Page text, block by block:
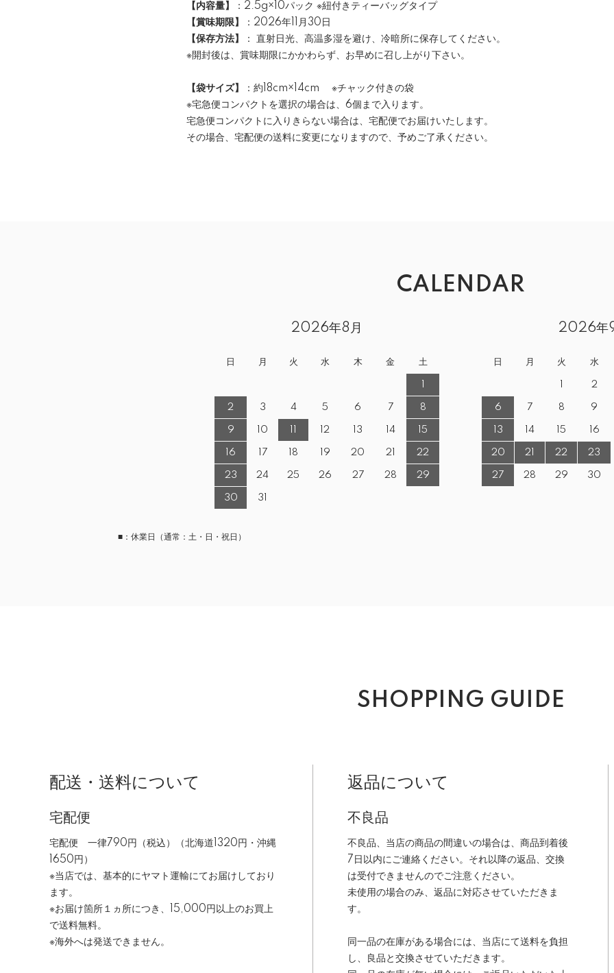
【内容量】
：2.5g×10パック ※紐付きティーバッグタイプ
【賞味期限】
：2026年11月30日
【保存方法】
： 直射日光、高温多湿を避け、冷暗所に保存してください。
※開封後は、賞味期限にかかわらず、お早めに召し上がり下さい。
【袋サイズ】
：約18cm×14cm ※チャック付きの袋
※宅急便コンパクトを選択の場合は、6個まで入ります。
宅急便コンパクトに入りきらない場合は、宅配便でお届けいたします。
その場合、宅配便の送料に変更になりますので、予めご了承ください。
CALENDAR
2026年8月
日 月 火 水 木 金 土
2 3 4 5 6 7 8
9 10 12 13 14 15
16 17 18 19 20 21 22
23 24 25 26 27 28 29
30 31
2026年
日 月 火 水
2
6 7 8 9
13 14 15 16
20 21 22 23
27 28 29 30
■：休業日（通常：土・日・祝日）
SHOPPING GUIDE
配送・送料について
宅配便
宅配便 一律790円（税込）（北海道1320円・沖縄
1650円）
※当店では、基本的にヤマト運輸にてお届けしており
ます。
※お届け箇所１ヵ所につき、15,000円以上のお買上
で送料無料。
※海外へは発送できません。
返品について
不良品
不良品、当店の商品の間違いの場合は、商品到着後
7日以内にご連絡ください。それ以降の返品、交換
は受付できませんのでご注意ください。
未使用の場合のみ、返品に対応させていただきま
す。
同一品の在庫がある場合には、当店にて送料を負担
し、良品と交換させていただきます。